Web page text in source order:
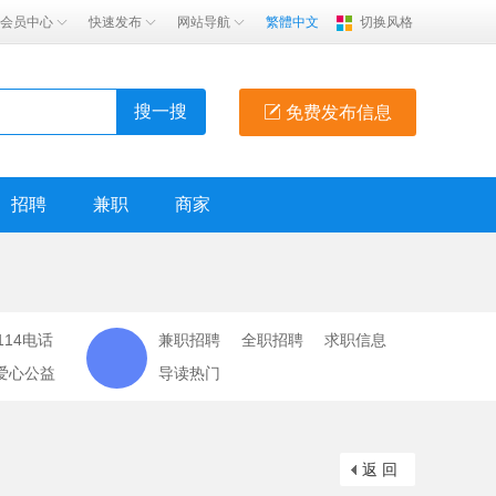
会员中心 快速发布 网站导航 繁體中文 切换风格
免费发布信息
搜一搜
招聘 兼职 商家
电话
心公益
兼职招聘 全职招聘
求职信息
导读热门
返 回